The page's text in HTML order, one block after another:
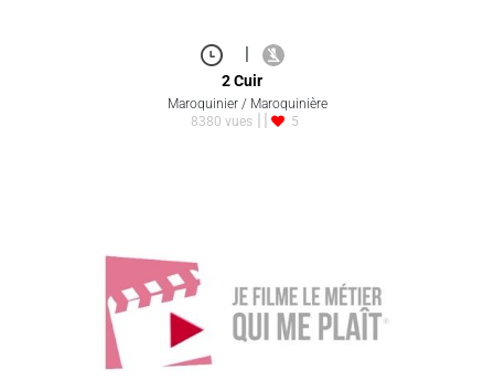
|
2 Cuir
Maroquinier / Maroquinière
8380 vues
5